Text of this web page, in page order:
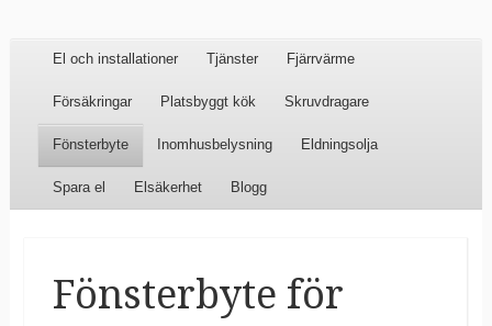
Klostergatans El
och
Elinstallationer
Menu
Skip to content
El och installationer Tjänster Fjärrvärme
Försäkringar Platsbyggt kök Skruvdragare
Fönsterbyte Inomhusbelysning Eldningsolja
Spara el Elsäkerhet Blogg
Fönsterbyte för